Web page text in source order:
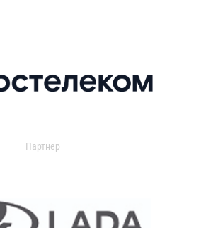
Партнер